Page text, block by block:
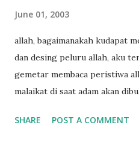
June 01, 2003
allah, bagaimanakah kudapat
dan desing peluru allah, aku
gemetar membaca peristiwa
malaikat di saat adam akan
kerusakan di muka bumi."
SHARE POST A COMMENT